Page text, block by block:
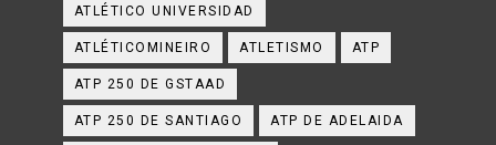
ATLÉTICO UNIVERSIDAD
ATLÉTICOMINEIRO ATLETISMO ATP
ATP 250 DE GSTAAD
ATP 250 DE SANTIAGO ATP DE ADELAIDA